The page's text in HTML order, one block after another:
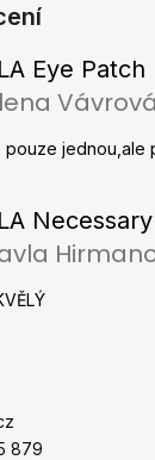
produktu je 5
Vávrová
pouze jednou,ale
produktu je 5
879